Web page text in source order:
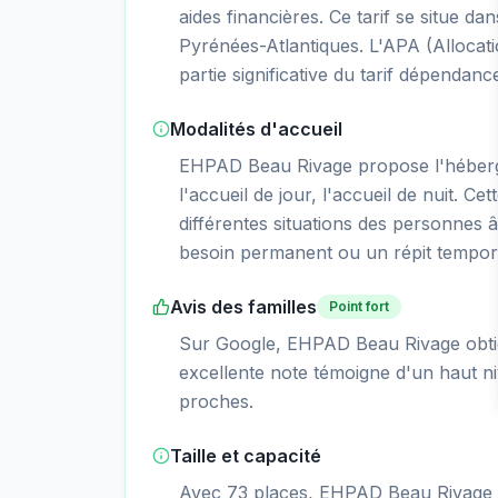
aides financières. Ce tarif se situe
Pyrénées-Atlantiques. L'APA
partie significative du tarif dépendance.
Modalités d'accueil
EHPAD Beau Rivage propose
l'accueil de jour, l'accueil de nuit.
différentes situations des personnes
besoin permanent ou un répit
Avis des familles Point fort
Sur Google, EHPAD Beau Rivage
excellente note témoigne d'un haut
proches.
Taille et capacité
Avec 73 places, EHPAD Beau